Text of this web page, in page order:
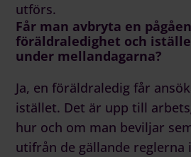
utförs.
Får man avbryta en
föräldraledighet och
under mellandagarna?
Ja, en föräldraledig får
istället. Det är upp till
hur och om man beviljar
utifrån de gällande reglerna